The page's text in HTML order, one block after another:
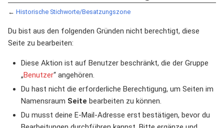
← Historische Stichworte/Besatzungszone
Du bist aus den folgenden Gründen nicht berechtigt, diese
Seite zu bearbeiten:
Diese Aktion ist auf Benutzer beschränkt, die der Gruppe
„Benutzer“ angehören.
Du hast nicht die erforderliche Berechtigung, um Seiten im
Namensraum Seite bearbeiten zu können.
Du musst deine E-Mail-Adresse erst bestätigen, bevor du